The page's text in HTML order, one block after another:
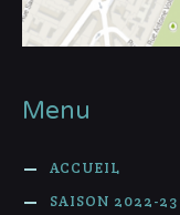
Menu
ACCUEIL
SAISON 2022-23